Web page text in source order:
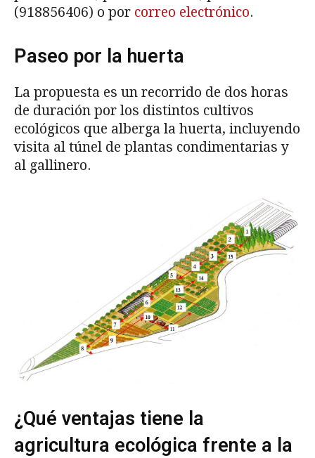
(918856406) o por correo electrónico.
Paseo por la huerta
La propuesta es un recorrido de dos horas
de duración por los distintos cultivos
ecológicos que alberga la huerta, incluyendo
visita al túnel de plantas condimentarias y
al gallinero.
¿Qué ventajas tiene la
agricultura ecológica frente a la